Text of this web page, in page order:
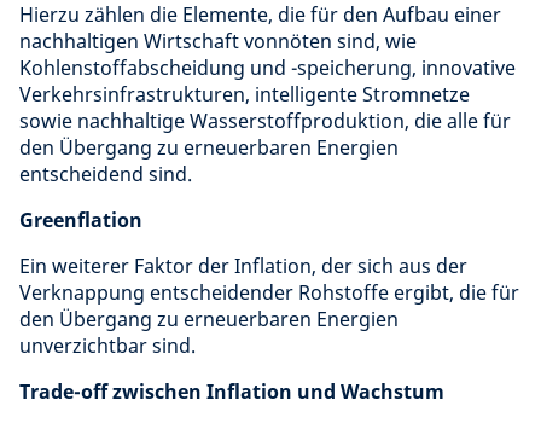
Hierzu zählen die Elemente, die für den Aufbau einer
nachhaltigen Wirtschaft vonnöten sind, wie
Kohlenstoffabscheidung und -speicherung, innovative
Verkehrsinfrastrukturen, intelligente Stromnetze
sowie nachhaltige Wasserstoffproduktion, die alle für
den Übergang zu erneuerbaren Energien
entscheidend sind.
Greenflation
Ein weiterer Faktor der Inflation, der sich aus der
Verknappung entscheidender Rohstoffe ergibt, die für
den Übergang zu erneuerbaren Energien
unverzichtbar sind.
Trade-off zwischen Inflation und Wachstum